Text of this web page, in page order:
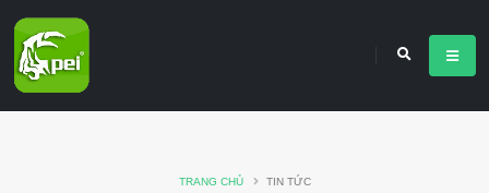
TRANG CHỦ TIN TỨC